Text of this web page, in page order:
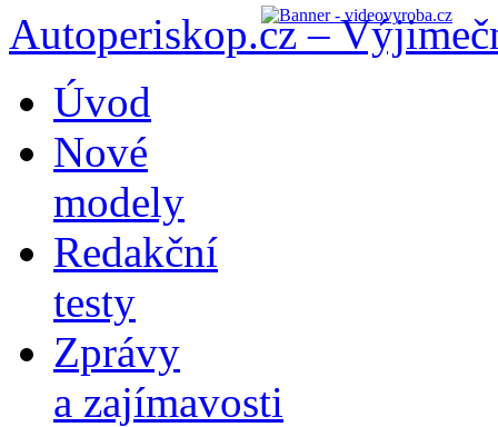
Autoperiskop.cz –
obsahu
webu
Úvod
Nové
modely
Redakční
testy
Zprávy
a zajímavosti